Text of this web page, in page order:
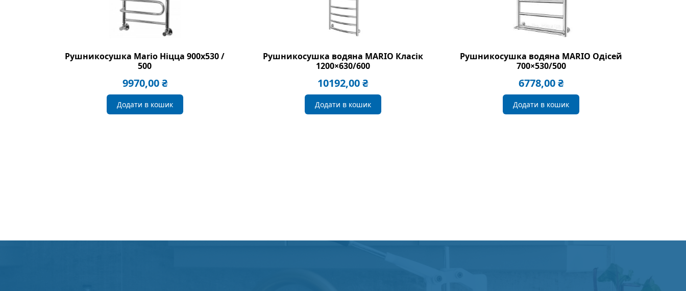
Рушникосушка Mario Ніцца 900х530 /
500
9970,00₴
Додати в кошик
Рушникосушка водяна MARIO Класік
1200×630/600
10192,00₴
Додати в кошик
Рушникосушка водяна MARIO Одісей
700×530/500
6778,00₴
Додати в кошик